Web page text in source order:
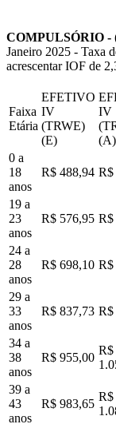
COMPULSÓRIO -
Janeiro 2025 - Taxa
acrescentar IOF de
Faixa
Etária
EFETIVO
IV
(TRWE)
(E)
IV
(A)
0 a
18
anos
R$ 488,94 R$
19 a
23
anos
R$ 576,95 R$
24 a
28
anos
R$ 698,10 R$
29 a
33
anos
R$ 837,73 R$
34 a
38
anos
R$ 955,00
R$
39 a
43
anos
R$ 983,65
R$